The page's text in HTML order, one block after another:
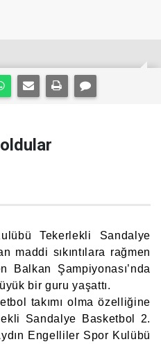
Tekerlekli Sandalye
maddi sıkıntılara rağmen
Balkan Şampiyonası’nda
bir guru yaşattı.
takımı olma özelliğine
Sandalye Basketbol 2.
Engelliler Spor Kulübü